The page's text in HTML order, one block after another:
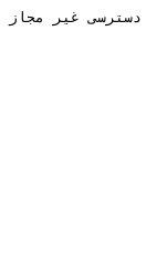
دسترسی غیر مجاز